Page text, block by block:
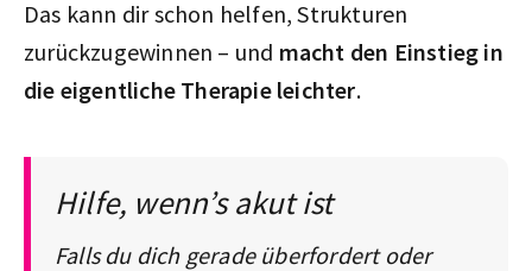
Das kann dir schon helfen, Strukturen
zurückzugewinnen – und macht den Einstieg in
die eigentliche Therapie leichter.
Hilfe, wenn’s akut ist
Falls du dich gerade überfordert oder